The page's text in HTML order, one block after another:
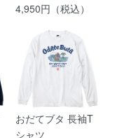
4,950円（税込）
おだてブタ 長袖T
シャツ